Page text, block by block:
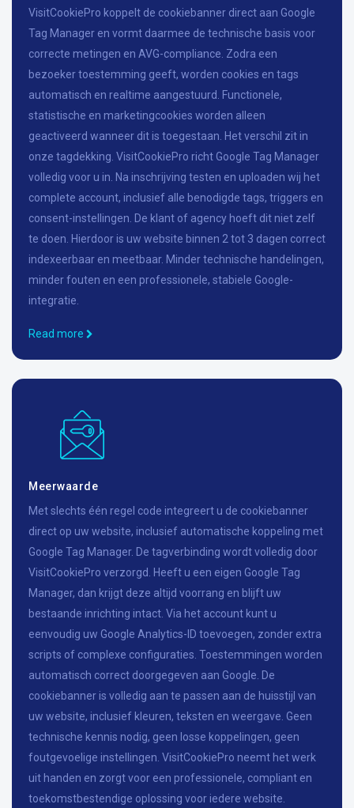
VisitCookiePro koppelt de cookiebanner direct aan Google
Tag Manager en vormt daarmee de technische basis voor
correcte metingen en AVG-compliance. Zodra een
bezoeker toestemming geeft, worden cookies en tags
automatisch en realtime aangestuurd. Functionele,
statistische en marketingcookies worden alleen
geactiveerd wanneer dit is toegestaan. Het verschil zit in
onze tagdekking. VisitCookiePro richt Google Tag Manager
volledig voor u in. Na inschrijving testen en uploaden wij het
complete account, inclusief alle benodigde tags, triggers en
consent-instellingen. De klant of agency hoeft dit niet zelf
te doen. Hierdoor is uw website binnen 2 tot 3 dagen correct
indexeerbaar en meetbaar. Minder technische handelingen,
minder fouten en een professionele, stabiele Google-
integratie.
Read more
Meerwaarde
Met slechts één regel code integreert u de cookiebanner
direct op uw website, inclusief automatische koppeling met
Google Tag Manager. De tagverbinding wordt volledig door
VisitCookiePro verzorgd. Heeft u een eigen Google Tag
Manager, dan krijgt deze altijd voorrang en blijft uw
bestaande inrichting intact. Via het account kunt u
eenvoudig uw Google Analytics-ID toevoegen, zonder extra
scripts of complexe configuraties. Toestemmingen worden
automatisch correct doorgegeven aan Google. De
cookiebanner is volledig aan te passen aan de huisstijl van
uw website, inclusief kleuren, teksten en weergave. Geen
technische kennis nodig, geen losse koppelingen, geen
foutgevoelige instellingen. VisitCookiePro neemt het werk
uit handen en zorgt voor een professionele, compliant en
toekomstbestendige oplossing voor iedere website.